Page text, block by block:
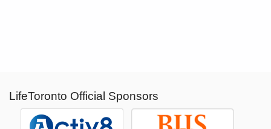
LifeToronto Official Sponsors